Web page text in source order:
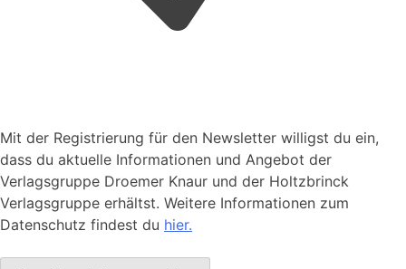
Mit der Registrierung für den Newsletter willigst du ein,
dass du aktuelle Informationen und Angebot der
Verlagsgruppe Droemer Knaur und der Holtzbrinck
Verlagsgruppe erhältst. Weitere Informationen zum
Datenschutz findest du hier.